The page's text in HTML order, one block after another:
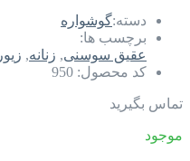
دسته:گوشواره
برچسب ها:
عقیق سوسنی, زنانه,
کد محصول: 950
تماس بگیرید
موجود